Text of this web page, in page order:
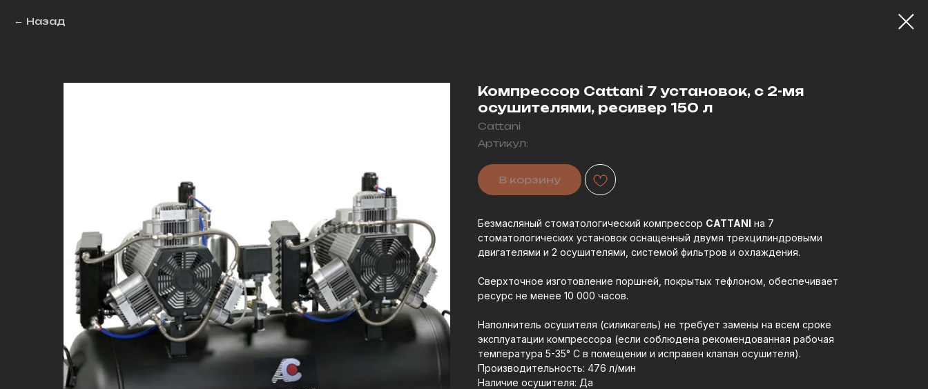
Назад
Компрессор Cattani 7 установок, с 2-мя
осушителями, ресивер 150 л
Cattani
Артикул:
В корзину
Безмасляный стоматологический компрессор CATTANI на 7
стоматологических установок оснащенный двумя трехцилиндровыми
двигателями и 2 осушителями, системой фильтров и охлаждения.
Сверхточное изготовление поршней, покрытых тефлоном, обеспечивает
ресурс не менее 10 000 часов.
Наполнитель осушителя (силикагель) не требует замены на всем сроке
эксплуатации компрессора (если соблюдена рекомендованная рабочая
температура 5-35° С в помещении и исправен клапан осушителя).
Производительность: 476 л/мин
Наличие осушителя: Да